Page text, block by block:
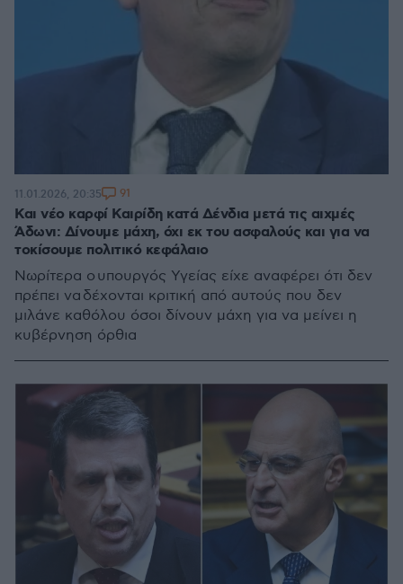
Και νέο καρφί Καιρίδη κατά Δένδια μετά τις αιχμές
Άδωνι: Δίνουμε μάχη, όχι εκ του ασφαλούς και για να
τοκίσουμε πολιτικό κεφάλαιο
Νωρίτερα ο υπουργός Υγείας είχε αναφέρει ότι δεν
πρέπει να δέχονται κριτική από αυτούς που δεν
μιλάνε καθόλου όσοι δίνουν μάχη για να μείνει η
κυβέρνηση όρθια
11.01.2026, 20:35 91